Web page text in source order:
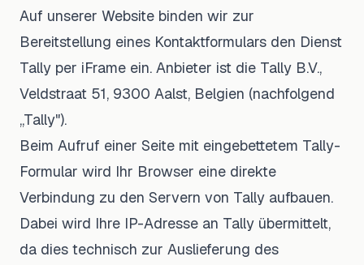
Auf unserer Website binden wir zur
Bereitstellung eines Kontaktformulars den Dienst
Tally per iFrame ein. Anbieter ist die Tally B.V.,
Veldstraat 51, 9300 Aalst, Belgien (nachfolgend
„Tally").
Beim Aufruf einer Seite mit eingebettetem Tally-
Formular wird Ihr Browser eine direkte
Verbindung zu den Servern von Tally aufbauen.
Dabei wird Ihre IP-Adresse an Tally übermittelt,
da dies technisch zur Auslieferung des